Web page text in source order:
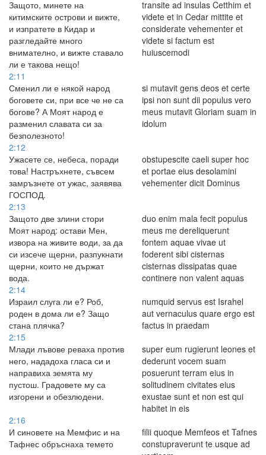
Защото, минете на
китимските острови и вижте,
и изпратете в Кидар и
разгледайте много
внимателно, и вижте ставало
ли е такова нещо!
transite ad insulas Cetthim et
videte et in Cedar mittite et
considerate vehementer et
videte si factum est
huiuscemodi
2:11
Сменил ли е някой народ
боговете си, при все че не са
богове? А Моят народ е
разменил славата си за
безполезното!
si mutavit gens deos et certe
ipsi non sunt dii populus vero
meus mutavit Gloriam suam in
idolum
2:12
Ужасете се, небеса, поради
това! Настръхнете, съвсем
замръзнете от ужас, заявява
ГОСПОД.
obstupescite caeli super hoc
et portae eius desolamini
vehementer dicit Dominus
2:13
Защото две злини стори
Моят народ: остави Мен,
извора на живите води, за да
си изсече щерни, разпукнати
щерни, които не държат
вода.
duo enim mala fecit populus
meus me dereliquerunt
fontem aquae vivae ut
foderent sibi cisternas
cisternas dissipatas quae
continere non valent aquas
2:14
Израил слуга ли е? Роб,
роден в дома ли е? Защо
стана плячка?
numquid servus est Israhel
aut vernaculus quare ergo est
factus in praedam
2:15
Млади лъвове реваха против
него, нададоха гласа си и
направиха земята му
пустош. Градовете му са
изгорени и обезлюдени.
super eum rugierunt leones et
dederunt vocem suam
posuerunt terram eius in
solitudinem civitates eius
exustae sunt et non est qui
habitet in eis
2:16
И синовете на Мемфис и на
Тафнес обръснаха темето
filii quoque Memfeos et Tafnes
constupraverunt te usque ad